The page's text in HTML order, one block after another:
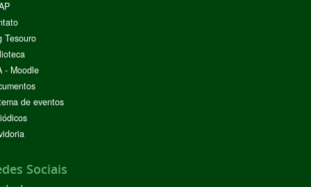
Tesouro
- Moodle
de eventos
Sociais